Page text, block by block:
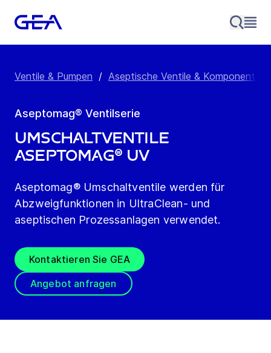
Ventile & Pumpen / Aseptische Ventile & Komponenten
Aseptomag® Ventilserie
Umschaltventile
Aseptomag® UV
Aseptomag® Umschaltventile werden für
Abzweigfunktionen in UltraClean- und
aseptischen Prozessanlagen verwendet.
Kontaktieren Sie GEA
Angebot anfragen